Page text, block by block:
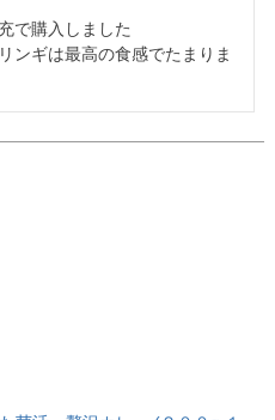
で購入しました
ンギは最高の食感でたまりま